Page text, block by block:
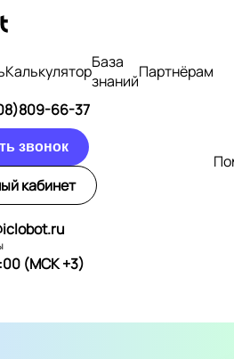
КалькуляторБаза
знанийПартнёрам
66-37
звонок
кабинет
(МСК +3)